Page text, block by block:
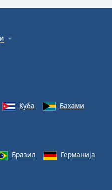
Куба
Бахами
Бразил
Германија